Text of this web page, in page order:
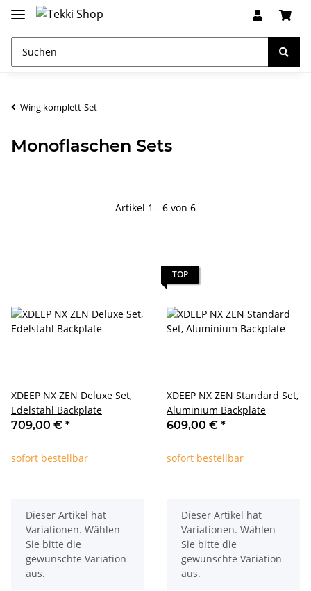
Wing komplett-Set
Monoflaschen Sets
Artikel 1 - 6 von 6
XDEEP NX ZEN Deluxe Set,
Edelstahl Backplate
709,00 € *
sofort bestellbar
x
Dieser Artikel hat
Variationen. Wählen
Sie bitte die
gewünschte Variation
aus.
TOP
XDEEP NX ZEN Standard Set,
Aluminium Backplate
609,00 € *
sofort bestellbar
x
Dieser Artikel hat
Variationen. Wählen
Sie bitte die
gewünschte Variation
aus.